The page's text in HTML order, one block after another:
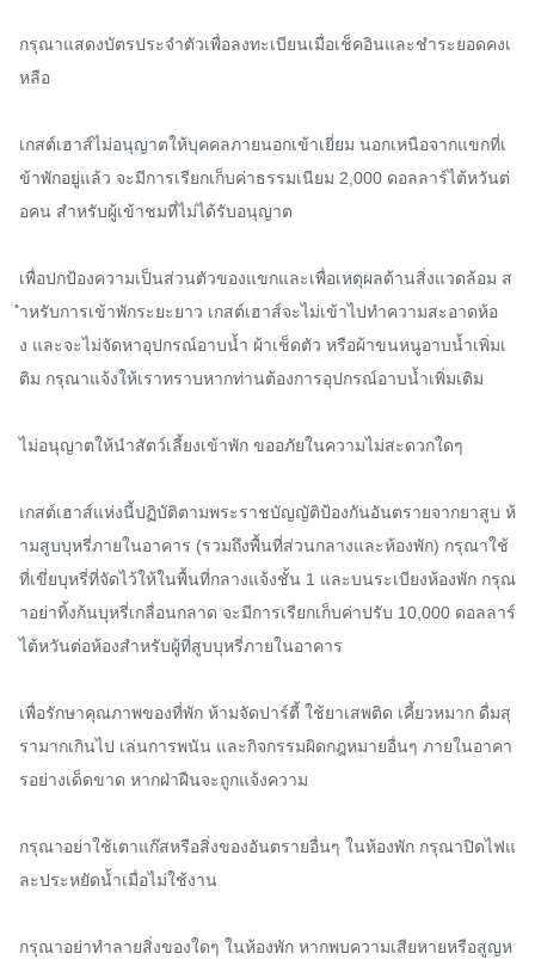
กรุณาแสดงบัตรประจำตัวเพื่อลงทะเบียนเมื่อเช็คอินและชำระยอดคงเ
หลือ
เกสต์เฮาส์ไม่อนุญาตให้บุคคลภายนอกเข้าเยี่ยม นอกเหนือจากแขกที่เ
ข้าพักอยู่แล้ว จะมีการเรียกเก็บค่าธรรมเนียม 2,000 ดอลลาร์ไต้หวันต่
อคน สำหรับผู้เข้าชมที่ไม่ได้รับอนุญาต
เพื่อปกป้องความเป็นส่วนตัวของแขกและเพื่อเหตุผลด้านสิ่งแวดล้อม ส
ำหรับการเข้าพักระยะยาว เกสต์เฮาส์จะไม่เข้าไปทำความสะอาดห้อ
ง และจะไม่จัดหาอุปกรณ์อาบน้ำ ผ้าเช็ดตัว หรือผ้าขนหนูอาบน้ำเพิ่มเ
ติม กรุณาแจ้งให้เราทราบหากท่านต้องการอุปกรณ์อาบน้ำเพิ่มเติม
ไม่อนุญาตให้นำสัตว์เลี้ยงเข้าพัก ขออภัยในความไม่สะดวกใดๆ
เกสต์เฮาส์แห่งนี้ปฏิบัติตามพระราชบัญญัติป้องกันอันตรายจากยาสูบ ห้
ามสูบบุหรี่ภายในอาคาร (รวมถึงพื้นที่ส่วนกลางและห้องพัก) กรุณาใช้
ที่เขี่ยบุหรี่ที่จัดไว้ให้ในพื้นที่กลางแจ้งชั้น 1 และบนระเบียงห้องพัก กรุณ
าอย่าทิ้งก้นบุหรี่เกลื่อนกลาด จะมีการเรียกเก็บค่าปรับ 10,000 ดอลลาร์
ไต้หวันต่อห้องสำหรับผู้ที่สูบบุหรี่ภายในอาคาร
เพื่อรักษาคุณภาพของที่พัก ห้ามจัดปาร์ตี้ ใช้ยาเสพติด เคี้ยวหมาก ดื่มสุ
รามากเกินไป เล่นการพนัน และกิจกรรมผิดกฎหมายอื่นๆ ภายในอาคา
รอย่างเด็ดขาด หากฝ่าฝืนจะถูกแจ้งความ
กรุณาอย่าใช้เตาแก๊สหรือสิ่งของอันตรายอื่นๆ ในห้องพัก กรุณาปิดไฟแ
ละประหยัดน้ำเมื่อไม่ใช้งาน
กรุณาอย่าทำลายสิ่งของใดๆ ในห้องพัก หากพบความเสียหายหรือสูญห